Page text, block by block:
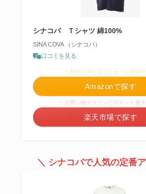
シナコバ Ｔシャツ 綿100%
SINA COVA （シナコバ）
口コミを見る
＼毎日お得なタイムセール開催
Amazonで探す
＼お買い物マラソンでポイント最大
楽天市場で探す
＼ シナコバで人気の定番